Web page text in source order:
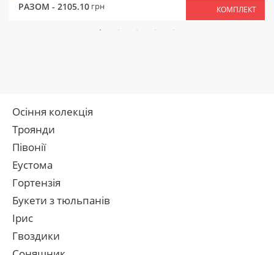
РАЗОМ - 2105.10 грн КОМПЛЕКТ
Осіння колекція
Троянди
Півонії
Еустома
Гортензія
Букети з тюльпанів
Ірис
Гвоздики